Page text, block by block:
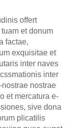
offert
et donum
factae,
exquisitae et
inter naves
inter
nostrae
et mercatura e-
sive dona
plicatilis